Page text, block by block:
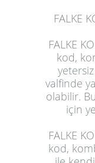
FALKE
FALKE
kod,
valfinde
olabilir.
için
FALKE
kod,